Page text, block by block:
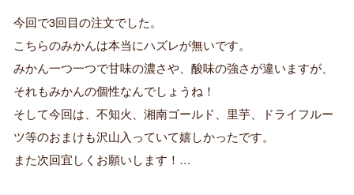
証
済
み
購
者
今回で3回目の注文でした。
こちらのみかんは本当にハズレが無いです。
みかん一つ一つで甘味の濃さや、酸味の強さが違いますが、
それもみかんの個性なんでしょうね！
そして今回は、不知火、湘南ゴールド、里芋、ドライフルー
ツ等のおまけも沢山入っていて嬉しかったです。
また次回宜しくお願いします！…